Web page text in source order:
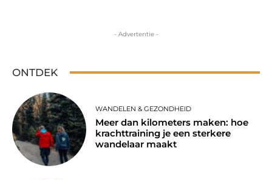
- Advertentie -
ONTDEK
WANDELEN & GEZONDHEID
Meer dan kilometers maken: hoe
krachttraining je een sterkere
wandelaar maakt